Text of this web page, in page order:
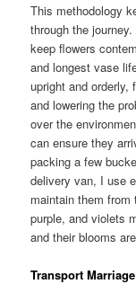
This methodology
through the
keep flowers
and longest vase
upright and
and lowering the
over the
can ensure they
packing a few
delivery van, I use
maintain them
purple, and violets
and their blooms
Transport